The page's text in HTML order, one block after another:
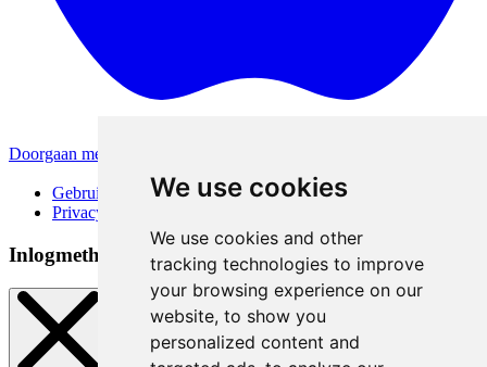
We use cookies
We use cookies and other
tracking technologies to improve
your browsing experience on our
website, to show you
personalized content and
Doorgaan met Apple
Gebruiksvoorwaarden
Privacybeleid
Inlogmethoden